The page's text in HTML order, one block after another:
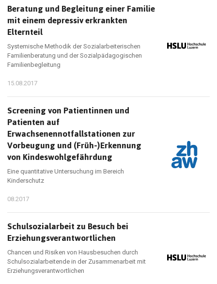
Beratung und Begleitung einer Familie
mit einem depressiv erkrankten
Elternteil
Systemische Methodik der Sozialarbeiterischen
Familienberatung und der Sozialpädagogischen
Familienbegleitung
15.08.2017
Screening von Patientinnen und
Patienten auf
Erwachsenennotfallstationen zur
Vorbeugung und (Früh-)Erkennung
von Kindeswohlgefährdung
Eine quantitative Untersuchung im Bereich
Kinderschutz
08.2017
Schulsozialarbeit zu Besuch bei
Erziehungsverantwortlichen
Chancen und Risiken von Hausbesuchen durch
Schulsozialarbeitende in der Zusammenarbeit mit
Erziehungsverantwortlichen